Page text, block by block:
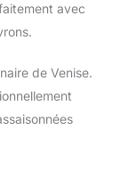
avec
de Venise.